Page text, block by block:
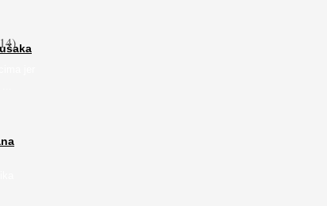
jer